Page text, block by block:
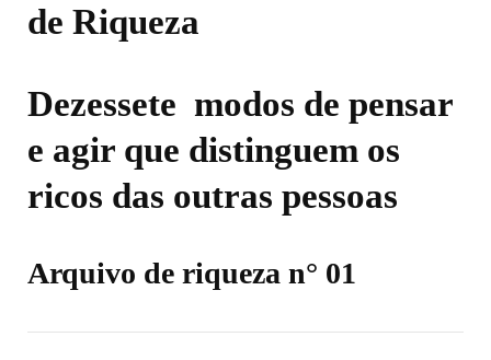
de Riqueza
Dezessete modos de pensar
e agir que distinguem os
ricos das outras pessoas
Arquivo de riqueza n° 01